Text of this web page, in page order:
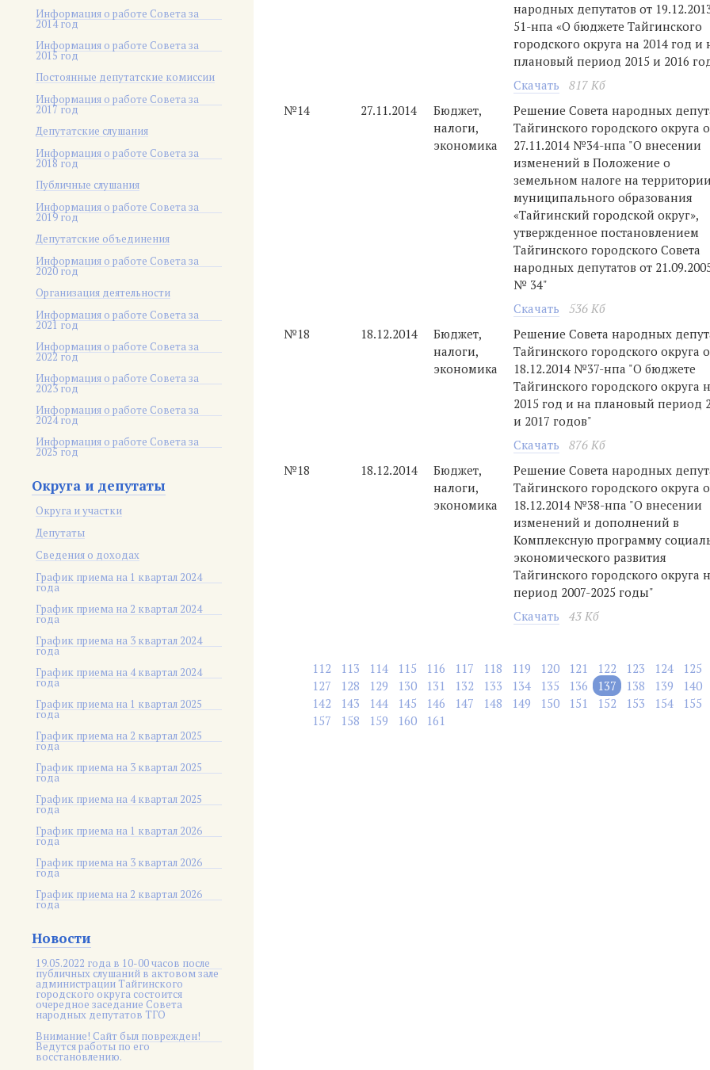
Информация о работе Совета за
2014 год
Информация о работе Совета за
2015 год
Постоянные депутатские комиссии
Информация о работе Совета за
2017 год
Депутатские слушания
Информация о работе Совета за
2018 год
Публичные слушания
Информация о работе Совета за
2019 год
Депутатские объединения
Информация о работе Совета за
2020 год
Организация деятельности
Информация о работе Совета за
2021 год
Информация о работе Совета за
2022 год
Информация о работе Совета за
2023 год
Информация о работе Совета за
2024 год
Информация о работе Совета за
2025 год
Округа и депутаты
Округа и участки
Депутаты
Сведения о доходах
График приема на 1 квартал 2024
года
График приема на 2 квартал 2024
года
График приема на 3 квартал 2024
года
График приема на 4 квартал 2024
года
График приема на 1 квартал 2025
года
График приема на 2 квартал 2025
года
График приема на 3 квартал 2025
года
График приема на 4 квартал 2025
года
График приема на 1 квартал 2026
года
График приема на 3 квартал 2026
года
График приема на 2 квартал 2026
года
Новости
19.05.2022 года в 10-00 часов после
публичных слушаний в актовом зале
администрации Тайгинского
городского округа состоится
очередное заседание Совета
народных депутатов ТГО
Внимание! Сайт был поврежден!
Ведутся работы по его
восстановлению.
народных депутатов от
51-нпа «О бюджете Тайгинского
городского округа на 2014 год и
плановый период 2015 и 2016
Скачать
817 Кб
№14
27.11.2014
Бюджет,
налоги,
экономика
Решение Совета народных
Тайгинского городского округа
27.11.2014 №34-нпа "О внесении
изменений в Положение о
земельном налоге на территории
муниципального образования
«Тайгинский городской округ»,
утвержденное постановлением
Тайгинского городского Совета
народных депутатов от
№ 34"
Скачать
536 Кб
№18
18.12.2014
Бюджет,
налоги,
экономика
Решение Совета народных
Тайгинского городского округа
18.12.2014 №37-нпа "О бюджете
Тайгинского городского округа
2015 год и на плановый период
и 2017 годов"
Скачать
876 Кб
№18
18.12.2014
Бюджет,
налоги,
экономика
Решение Совета народных
Тайгинского городского округа
18.12.2014 №38-нпа "О внесении
изменений и дополнений в
Комплексную программу
экономического развития
Тайгинского городского округа
период 2007-2025 годы"
Скачать
43 Кб
112 113 114 115 116 117 118 119 120 121 122 123 124 125
127
128 129 130 131 132 133 134 135 136 137 138 139 140
142
143 144 145 146 147 148 149 150 151 152 153 154 155
157
158 159 160 161